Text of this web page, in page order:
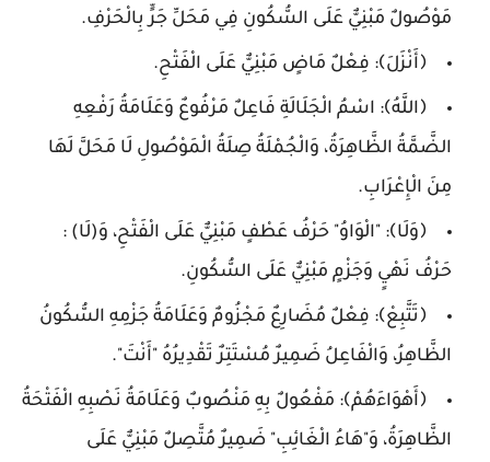
مَوْصُولٌ مَبْنِيٌّ عَلَى السُّكُونِ فِي مَحَلِّ جَرٍّ بِالْحَرْفِ.
﴿أَنْزَلَ﴾: فِعْلٌ مَاضٍ مَبْنِيٌّ عَلَى الْفَتْحِ.
﴿اللَّهُ﴾: اسْمُ الْجَلَالَةِ فَاعِلٌ مَرْفُوعٌ وَعَلَامَةُ رَفْعِهِ
الضَّمَّةُ الظَّاهِرَةُ، وَالْجُمْلَةُ صِلَةُ الْمَوْصُولِ لَا مَحَلَّ لَهَا
مِنَ الْإِعْرَابِ.
﴿وَلَا﴾: "الْوَاوُ" حَرْفُ عَطْفٍ مَبْنِيٌّ عَلَى الْفَتْحِ، وَ(لَا) :
حَرْفُ نَهْيٍ وَجَزْمٍ مَبْنِيٌّ عَلَى السُّكُونِ.
﴿تَتَّبِعْ﴾: فِعْلٌ مُضَارِعٌ مَجْزُومٌ وَعَلَامَةُ جَزْمِهِ السُّكُونُ
الظَّاهِرُ، وَالْفَاعِلُ ضَمِيرٌ مُسْتَتِرٌ تَقْدِيرُهُ "أَنْتَ".
﴿أَهْوَاءَهُمْ﴾: مَفْعُولٌ بِهِ مَنْصُوبٌ وَعَلَامَةُ نَصْبِهِ الْفَتْحَةُ
الظَّاهِرَةُ، وَ"هَاءُ الْغَائِبِ" ضَمِيرٌ مُتَّصِلٌ مَبْنِيٌّ عَلَى